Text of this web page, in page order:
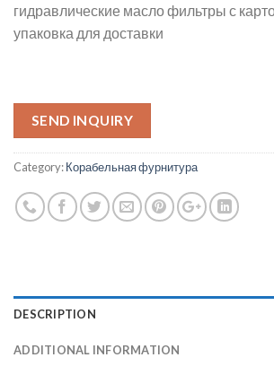
гидравлические масло фильтры с
упаковка для доставки
SEND INQUIRY
Category:Корабельная фурнитура
DESCRIPTION
ADDITIONAL INFORMATION